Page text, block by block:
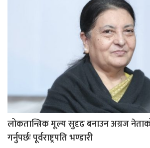
लोकतान्त्रिक मूल्य सुदृढ बनाउन अग्रज
गर्नुपर्छः पूर्वराष्ट्रपति भण्डारी